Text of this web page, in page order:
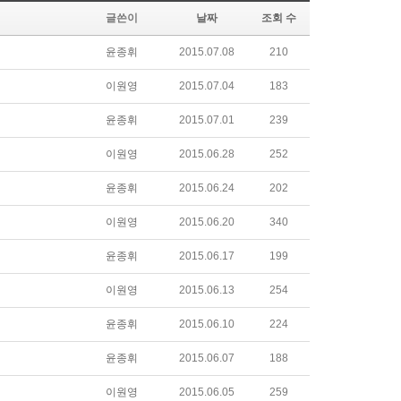
글쓴이 날짜 조회 수
윤종휘 2015.07.08 210
이원영 2015.07.04 183
윤종휘 2015.07.01 239
이원영 2015.06.28 252
윤종휘 2015.06.24 202
이원영 2015.06.20 340
윤종휘 2015.06.17 199
이원영 2015.06.13 254
윤종휘 2015.06.10 224
윤종휘 2015.06.07 188
이원영 2015.06.05 259